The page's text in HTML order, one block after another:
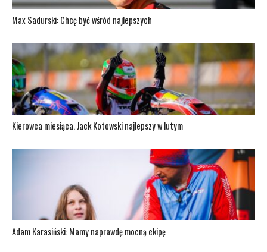
Max Sadurski: Chcę być wśród najlepszych
Kierowca miesiąca. Jack Kotowski najlepszy w lutym
Adam Karasiński: Mamy naprawdę mocną ekipę